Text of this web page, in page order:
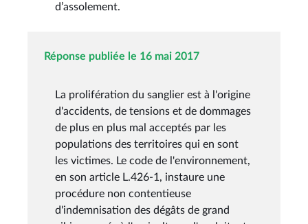
d’assolement.
Réponse publiée le 16 mai 2017
La prolifération du sanglier est à l'origine
d'accidents, de tensions et de dommages
de plus en plus mal acceptés par les
populations des territoires qui en sont
les victimes. Le code de l'environnement,
en son article L.426-1, instaure une
procédure non contentieuse
d'indemnisation des dégâts de grand